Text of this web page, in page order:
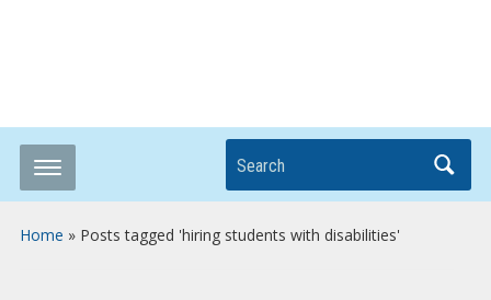
Search
Home » Posts tagged 'hiring students with disabilities'